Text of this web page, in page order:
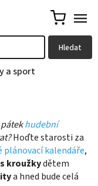
Hledat
a sport
hudební
Hoďte starosti za
kalendáře,
kroužkydětem
a hned bude celá